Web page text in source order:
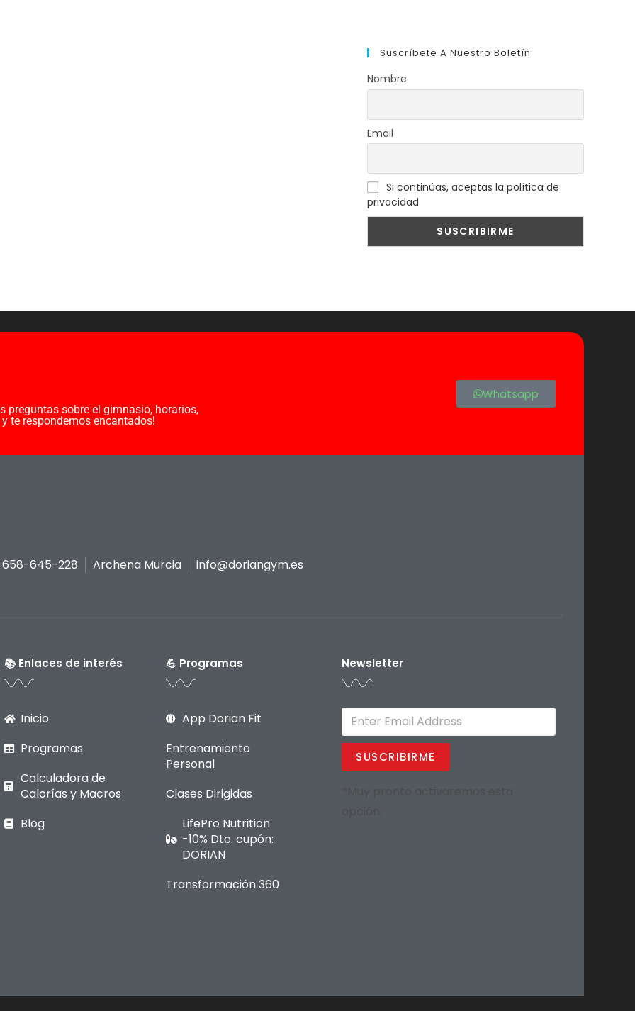
Suscríbete A Nuestro Boletín
Nombre
Email
Si continúas, aceptas la política de
privacidad
preguntas sobre el gimnasio, horarios,
te respondemos encantados!
Whatsapp
658-645-228 Archena Murcia info@doriangym.es
📚 Enlaces de interés
Inicio
Programas
Calculadora de
Calorías y Macros
Blog
💪 Programas
App Dorian Fit
Entrenamiento
Personal
Clases Dirigidas
LifePro Nutrition
-10% Dto. cupón:
DORIAN
Transformación 360
Newsletter
SUSCRIBIRME